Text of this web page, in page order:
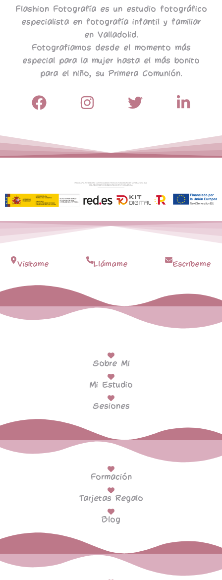
Flashion Fotografía es un estudio fotográfico
especialista en fotografía infantil y familiar
en Valladolid.
Fotografiamos desde el momento más
especial para la mujer hasta el más bonito
para el niño, su Primera Comunión.
Visítame Llámame Escríbeme
Sobre Mi
Mi Estudio
Sesiones
Formación
Tarjetas Regalo
Blog